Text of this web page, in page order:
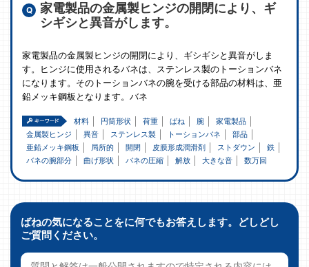
家電製品の金属製ヒンジの開閉により、ギ
シギシと異音がします。
家電製品の金属製ヒンジの開閉により、ギシギシと異音がしま
す。ヒンジに使用されるバネは、ステンレス製のトーションバネ
になります。そのトーションバネの腕を受ける部品の材料は、亜
鉛メッキ鋼板となります。バネ
材料 円筒形状 荷重 ばね 腕
家電製品
金属製ヒンジ
異音 ステンレス製 トーションバネ
部品
亜鉛メッキ鋼板
局所的 開閉 皮膜形成潤滑剤 ストダウン
鉄
バネの腕部分
曲げ形状 バネの圧縮 解放 大きな音 数万回
ばねの気になることをに何でもお答えします。どしどし
ご質問ください。